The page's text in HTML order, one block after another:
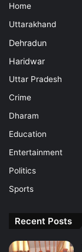
Home
Uttarakhand
Dehradun
Haridwar
Uttar Pradesh
Crime
Dharam
Education
Entertainment
Politics
Sports
Recent Posts